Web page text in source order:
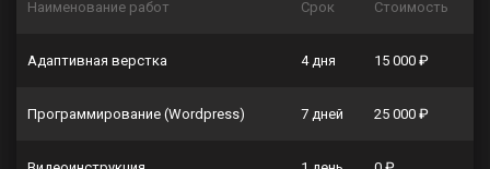
Наименование работ Срок Стоимость
Адаптивная верстка 4 дня 15 000 ₽
Программирование (Wordpress) 7 дней 25 000 ₽